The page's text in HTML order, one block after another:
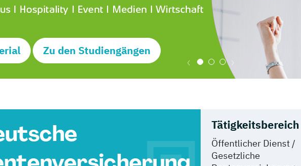
Zu den Studiengängen
Tätigkeitsbereich
Öffentlicher Dienst /
Gesetzliche